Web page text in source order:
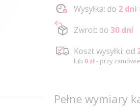
Wysyłka: do 2 dni
Zwrot: do 30 dni
Koszt wysyłki: od
lub 0 zł- przy
Pełne wymiary